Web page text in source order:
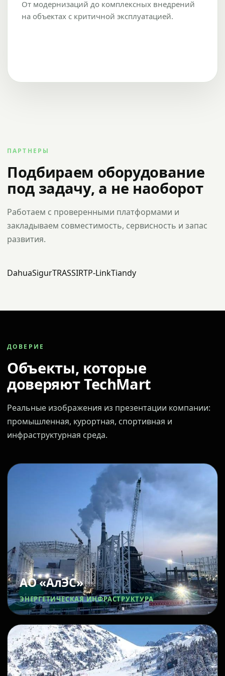
От модернизаций до комплексных внедрений
на объектах с критичной эксплуатацией.
ПАРТНЕРЫ
Подбираем оборудование
под задачу, а не наоборот
Работаем с проверенными платформами и
закладываем совместимость, сервисность и запас
развития.
DahuaSigurTRASSIRTP-LinkTiandy
ДОВЕРИЕ
Объекты, которые
доверяют TechMart
Реальные изображения из презентации компании:
промышленная, курортная, спортивная и
инфраструктурная среда.
АО «АлЭС»
ЭНЕРГЕТИЧЕСКАЯ ИНФРАСТРУКТУРА